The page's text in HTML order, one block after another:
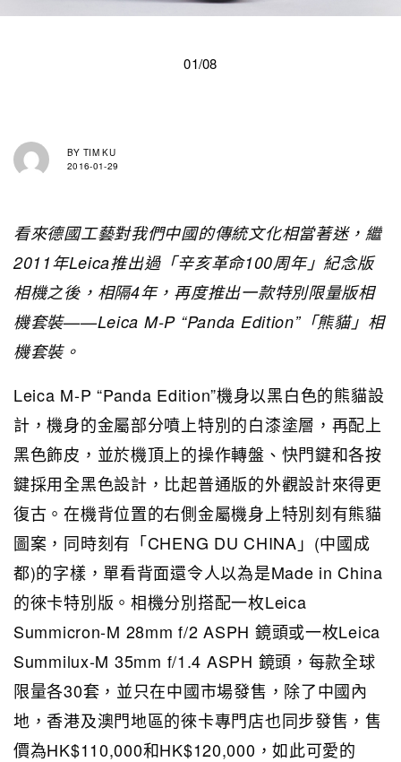
01/08
BY TIM KU
2016-01-29
看來德國工藝對我們中國的傳統文化相當著迷，繼
2011年Leica推出過「辛亥革命100周年」紀念版
相機之後，相隔4年，再度推出一款特別限量版相
機套裝——Leica M-P “Panda Edition”「熊貓」相
機套裝。
Leica M-P “Panda Edition”機身以黑白色的熊貓設
計，機身的金屬部分噴上特別的白漆塗層，再配上
黑色飾皮，並於機頂上的操作轉盤、快門鍵和各按
鍵採用全黑色設計，比起普通版的外觀設計來得更
復古。在機背位置的右側金屬機身上特別刻有熊貓
圖案，同時刻有「CHENG DU CHINA」(中國成
都)的字樣，單看背面還令人以為是Made in China
的徠卡特別版。相機分別搭配一枚Leica
Summicron-M 28mm f/2 ASPH 鏡頭或一枚Leica
Summilux-M 35mm f/1.4 ASPH 鏡頭，每款全球
限量各30套，並只在中國市場發售，除了中國內
地，香港及澳門地區的徠卡專門店也同步發售，售
價為HK$110,000和HK$120,000，如此可愛的